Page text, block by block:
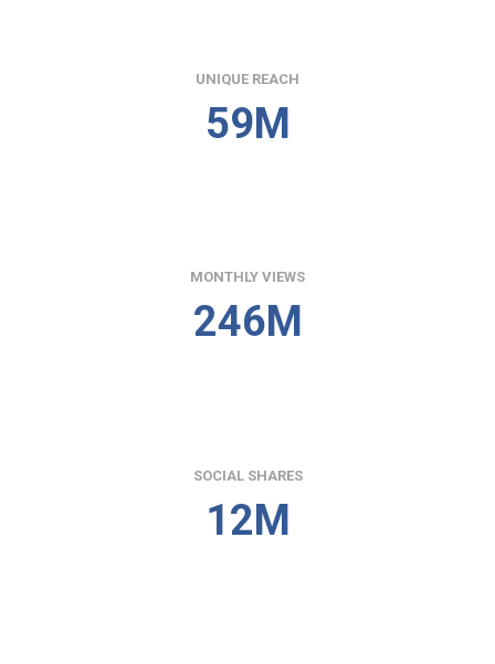
UNIQUE REACH
59M
MONTHLY VIEWS
246M
SOCIAL SHARES
12M